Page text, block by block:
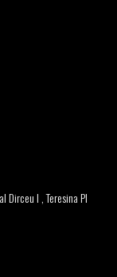
Dirceu I , Teresina PI